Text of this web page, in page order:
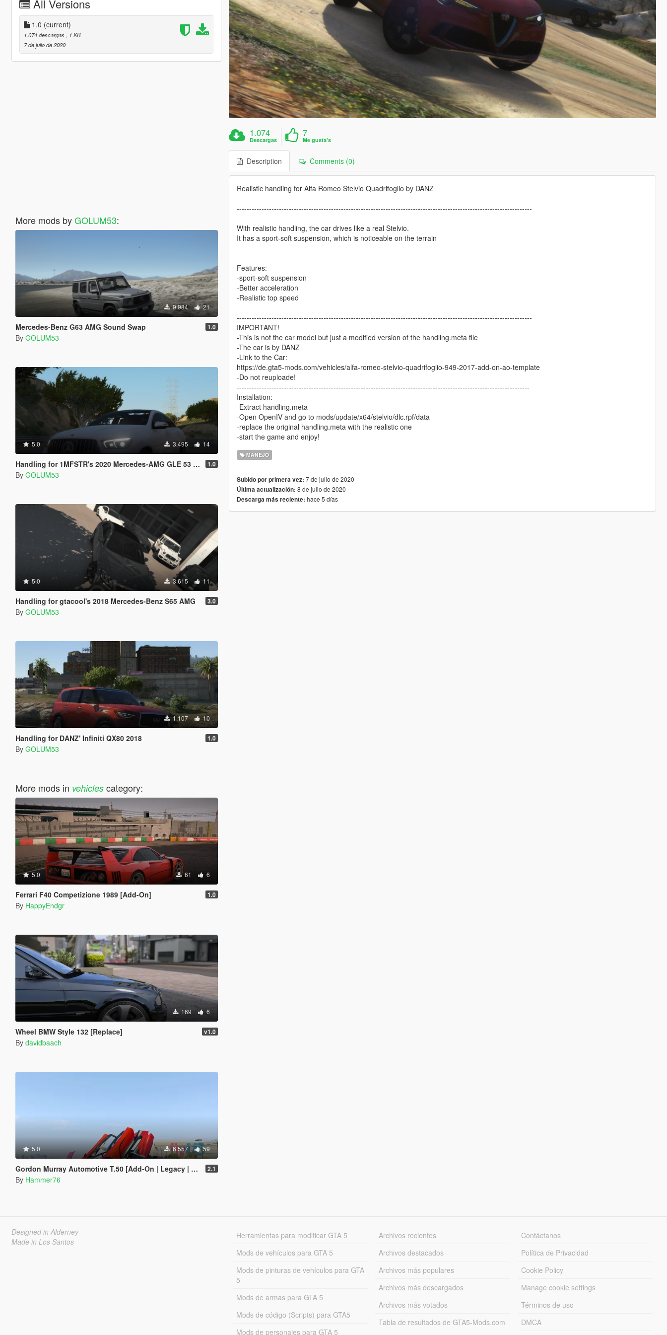
All Versions
1.0 (current)
1.074 descargas
, 1 KB
7 de julio de 2020
More mods byGOLUM53:
9.984 21
Mercedes-Benz G63 AMG Sound Swap 1.0
By GOLUM53
5.0 3.495 14
Handling for 1MFSTR's 2020 Mercedes-AMG GLE 53 Coupe 1.0
By GOLUM53
5.0 3.615 11
Handling for gtacool's 2018 Mercedes-Benz S65 AMG 3.0
By GOLUM53
1.107 10
Handling for DANZ' Infiniti QX80 2018 1.0
By GOLUM53
More mods in vehiclescategory:
5.0 61 6
Ferrari F40 Competizione 1989 [Add-On] 1.0
By HappyEndgr
169 6
Wheel BMW Style 132 [Replace] v1.0
By davidbaach
5.0 6.557 59
Gordon Murray Automotive T.50 [Add-On | Legacy | Enhanced] 2.1
By Hammer76
1.074
Descargas
7
Me gusta's
Description Comments (0)
Realistic handling for Alfa Romeo Stelvio Quadrifoglio by DANZ
-----------------------------------------------------------------------------------------------------------------------
With realistic handling, the car drives like a real Stelvio.
It has a sport-soft suspension, which is noticeable on the terrain
-----------------------------------------------------------------------------------------------------------------------
Features:
-sport-soft suspension
-Better acceleration
-Realistic top speed
-----------------------------------------------------------------------------------------------------------------------
IMPORTANT!
-This is not the car model but just a modified version of the handling.meta file
-The car is by DANZ
-Link to the Car:
https://de.gta5-mods.com/vehicles/alfa-romeo-stelvio-quadrifoglio-949-2017-add-on-ao-template
-Do not reuploade!
----------------------------------------------------------------------------------------------------------------------
Installation:
-Extract handling.meta
-Open OpenIV and go to mods/update/x64/stelvio/dlc.rpf/data
-replace the original handling.meta with the realistic one
-start the game and enjoy!
MANEJO
Subido por primera vez: 7 de julio de 2020
Última actualización: 8 de julio de 2020
Descarga más reciente: hace 5 días
Designed in Alderney
Made in Los Santos
Herramientas para modificar GTA 5
Mods de vehículos para GTA 5
Mods de pinturas de vehículos para GTA
5
Mods de armas para GTA 5
Mods de código (Scripts) para GTA5
Mods de personajes para GTA 5
Archivos recientes
Archivos destacados
Archivos más populares
Archivos más descargados
Archivos más votados
Tabla de resultados de GTA5-Mods.com
Contáctanos
Política de Privacidad
Cookie Policy
Manage cookie settings
Términos de uso
DMCA